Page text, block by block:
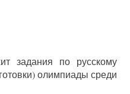
задания по русскому
олимпиады среди